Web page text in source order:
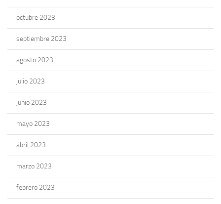
octubre 2023
septiembre 2023
agosto 2023
julio 2023
junio 2023
mayo 2023
abril 2023
marzo 2023
febrero 2023